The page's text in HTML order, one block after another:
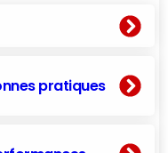
pratiques